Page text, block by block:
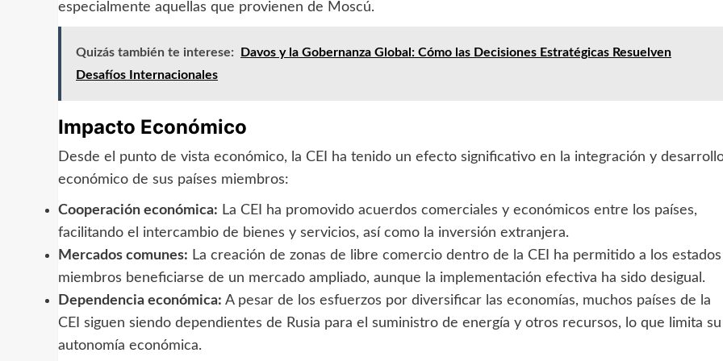
especialmente aquellas que provienen de Moscú.
Quizás también te interese:
Davos y la Gobernanza Global: Cómo las Decisiones Estratégicas Resuelven
Desafíos Internacionales
Impacto Económico
Desde el punto de vista económico, la CEI ha tenido un efecto significativo en la integración y
económico de sus países miembros:
Cooperación económica: La CEI ha promovido acuerdos comerciales y económicos entre los países,
facilitando el intercambio de bienes y servicios, así como la inversión extranjera.
Mercados comunes: La creación de zonas de libre comercio dentro de la CEI ha permitido a los estados
miembros beneficiarse de un mercado ampliado, aunque la implementación efectiva ha sido desigual.
Dependencia económica: A pesar de los esfuerzos por diversificar las economías, muchos países de la
CEI siguen siendo dependientes de Rusia para el suministro de energía y otros recursos, lo que limita su
autonomía económica.